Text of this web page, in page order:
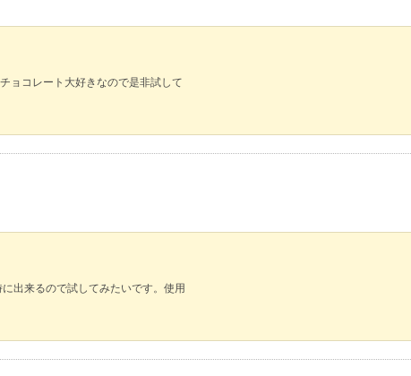
ョコレート大好きなので是非試して
出来るので試してみたいです。使用